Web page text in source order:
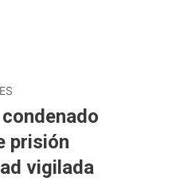
prisión
vigilada